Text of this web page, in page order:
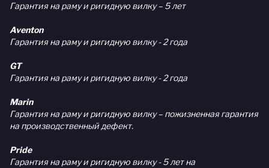
Гарантия на раму и ригидную вилку – 5 лет
Aventon
Гарантия на раму и ригидную вилку - 2 года
GT
Гарантия на раму и ригидную вилку - 2 года
Marin
Гарантия на раму и ригидную вилку – пожизненная гарантия
на производственный дефект.
Pride
Гарантия на раму и ригидную вилку - 5 лет на